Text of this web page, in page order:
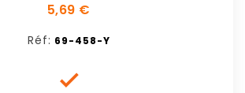
5,69 €
Réf: 69-458-Y
